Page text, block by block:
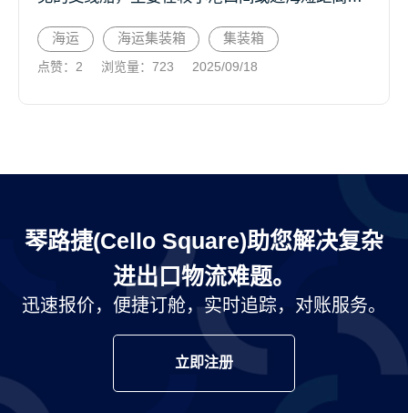
准箱（TEU），比如一些服务于东南亚沿海航线
的支线船，常见装...
海运 海运集装箱 集装箱
点赞：2 浏览量：723 2025/09/18
琴路捷(Cello Square)助您解决复杂
进出口物流难题。
迅速报价，便捷订舱，实时追踪，对账服务。
立即注册